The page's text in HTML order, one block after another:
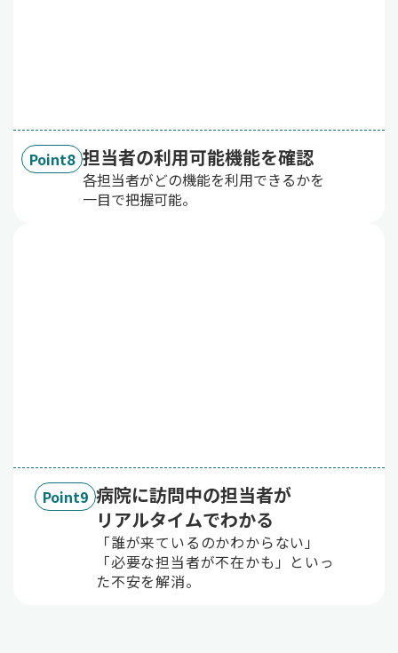
Point8 担当者の利用可能機能を確認
各担当者がどの機能を利用できるかを
一目で把握可能。
Point9 病院に訪問中の担当者が
リアルタイムでわかる
「誰が来ているのかわからない」
「必要な担当者が不在かも」といっ
た不安を解消。